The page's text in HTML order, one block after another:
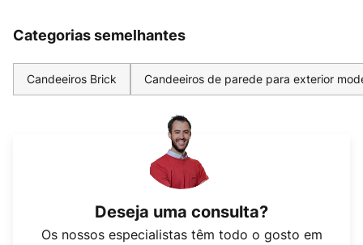
Categorias semelhantes
Candeeiros Brick Candeeiros de parede para exterior
Deseja uma consulta?
Os nossos especialistas têm todo o gosto em